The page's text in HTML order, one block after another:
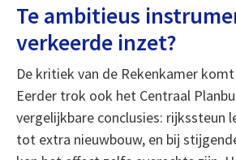
Te ambitieus
verkeerde inzet?
De kritiek van de Rekenkamer
Eerder trok ook het Centraal
vergelijkbare conclusies: rijkssteun
tot extra nieuwbouw, en bij